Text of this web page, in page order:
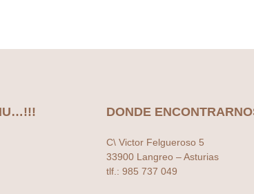
DONDE
C\ Victor Felgueroso 5
33900 Langreo – Asturias
tlf.: 985 737 049